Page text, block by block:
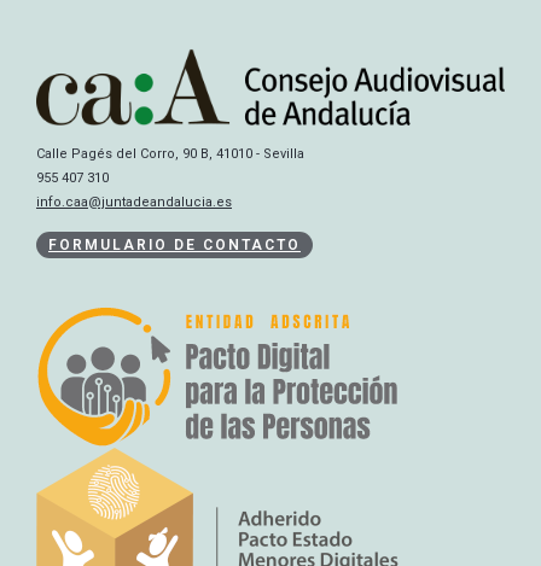
Calle Pagés del Corro, 90 B, 41010 - Sevilla
955 407 310
info.caa@juntadeandalucia.es
FORMULARIO DE CONTACTO